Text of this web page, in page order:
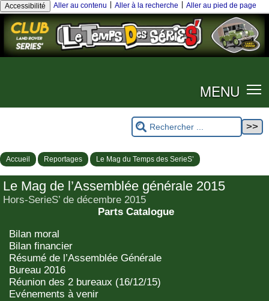
Accessibilité Aller au contenu Aller à la recherche Aller au pied de page
MENU
Accueil Reportages Le Mag du Temps des SerieS’
Le Mag de l’Assemblée générale 2015
Hors-SerieS’ de décembre 2015
Parts Catalogue
Bilan moral
Bilan financier
Résumé de l’Assemblée Générale
Bureau 2016
Réunion des 2 bureaux (16/12/15)
Evénements à venir